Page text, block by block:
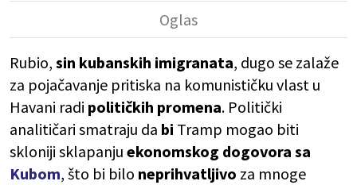
Rubio, sin kubanskih imigranata, dugo se zalaže
za pojačavanje pritiska na komunističku vlast u
Havani radi političkih promena. Politički
analitičari smatraju da bi Tramp mogao biti
skloniji sklapanju ekonomskog dogovora sa
Kubom, što bi bilo neprihvatljivo za mnoge